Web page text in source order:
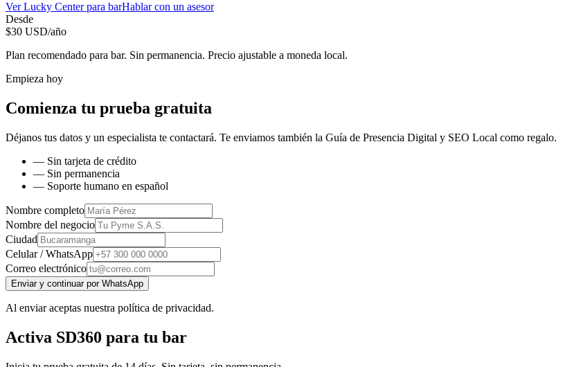
VerLucky Centerpara barHablar con un asesor
Desde
$30 USD/año
Plan recomendado para bar. Sin permanencia. Precio ajustable a moneda local.
Empieza hoy
Comienza tu prueba gratuita
Déjanos tus datos y un especialista te contactará. Te enviamos también la Guía de Presencia Digital y SEO Local como regalo.
— Sin tarjeta de crédito
— Sin permanencia
— Soporte humano en español
Nombre completo
Nombre del negocio
Ciudad
Celular / WhatsApp
Correo electrónico
Enviar y continuar por WhatsApp
Al enviar aceptas nuestra política de privacidad.
Activa SD360 para tu bar